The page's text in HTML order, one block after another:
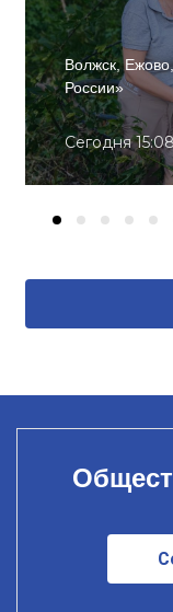
Волжск,
России»
Сегодня 15:08